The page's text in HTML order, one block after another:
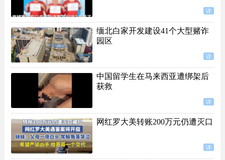
详
缅北白家开发建设41个大型赌诈
园区
详
中国留学生在马来西亚遭绑架后
获救
详
网红罗大美转账200万元仍遭灭口
详